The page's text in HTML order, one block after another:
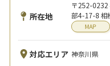
所在地
〒252-0232
部4-17-8 相
MAP
対応エリア 神奈川県